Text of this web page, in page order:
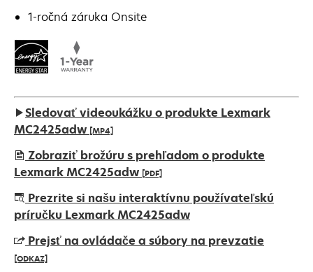
1-ročná záruka Onsite
Sledovať videoukážku o produkte Lexmark
MC2425adw [MP4]
Zobraziť brožúru s prehľadom o produkte
Lexmark MC2425adw [PDF]
opens
in
new
tab
Prezrite si našu interaktívnu používateľskú
príručku Lexmark MC2425adw
Prejsť na ovládače a súbory na prevzatie
[ODKAZ]